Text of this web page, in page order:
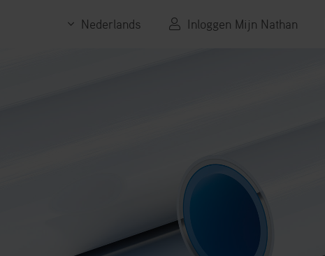
Inloggen Mijn Nathan
Nederlands